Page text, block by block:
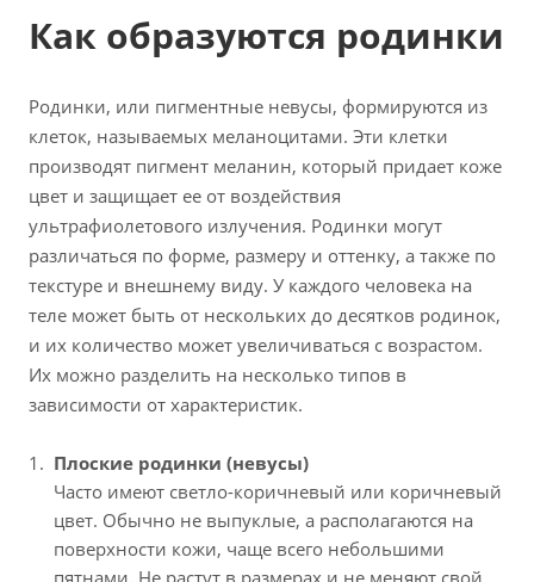
Как образуются родинки
Родинки, или пигментные невусы, формируются из
клеток, называемых меланоцитами. Эти клетки
производят пигмент меланин, который придает коже
цвет и защищает ее от воздействия
ультрафиолетового излучения. Родинки могут
различаться по форме, размеру и оттенку, а также по
текстуре и внешнему виду. У каждого человека на
теле может быть от нескольких до десятков родинок,
и их количество может увеличиваться с возрастом.
Их можно разделить на несколько типов в
зависимости от характеристик.
Плоские родинки (невусы)
Часто имеют светло-коричневый или коричневый
цвет. Обычно не выпуклые, а располагаются на
поверхности кожи, чаще всего небольшими
пятнами. Не растут в размерах и не меняют свой